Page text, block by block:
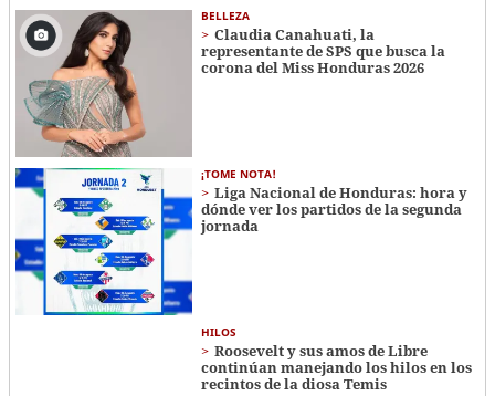
BELLEZA
Claudia Canahuati, la
representante de SPS que busca la
corona del Miss Honduras 2026
¡TOME NOTA!
Liga Nacional de Honduras: hora y
dónde ver los partidos de la segunda
jornada
HILOS
Roosevelt y sus amos de Libre
continúan manejando los hilos en los
recintos de la diosa Temis